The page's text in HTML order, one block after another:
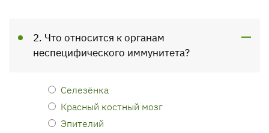
2. Что относится к органам
неспецифического иммунитета?
Селезёнка
Красный костный мозг
Эпителий